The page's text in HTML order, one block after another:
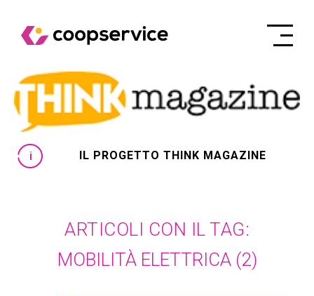
IL PROGETTO THINK MAGAZINE
MOBILITÀ ELETTRICA(2)
ARTICOLI CON IL TAG: